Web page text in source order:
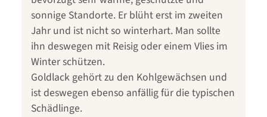
sonnige Standorte. Er blüht erst im zweiten
Jahr und ist nicht so winterhart. Man sollte
ihn deswegen mit Reisig oder einem Vlies im
Winter schützen.
Goldlack gehört zu den Kohlgewächsen und
ist deswegen ebenso anfällig für die typischen
Schädlinge.